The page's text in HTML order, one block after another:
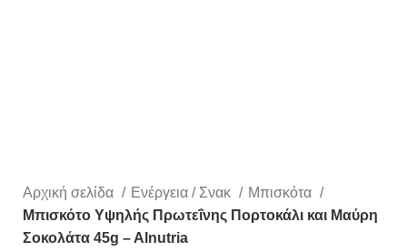
Αρχική σελίδα Ενέργεια / Σνακ
Μπισκότα
Μπισκότο Υψηλής Πρωτεΐνης Πορτοκάλι και Μαύρη
Σοκολάτα 45g – Alnutria